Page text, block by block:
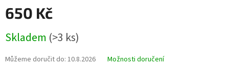
650 Kč
cena:
Skladem (>3 ks)
Můžeme doručit do: 10.8.2026 Možnosti doručení